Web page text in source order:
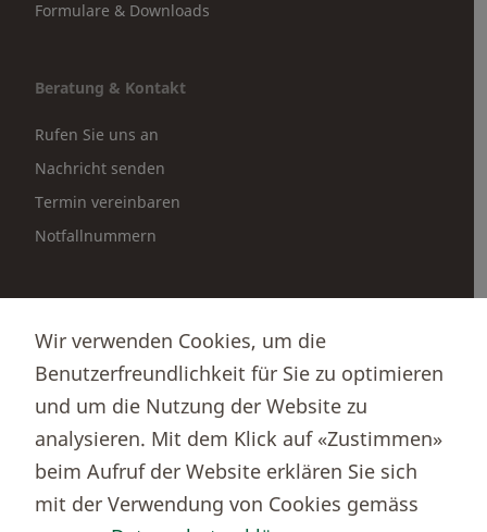
Formulare & Downloads
Beratung & Kontakt
Rufen Sie uns an
Nachricht senden
Termin vereinbaren
Notfallnummern
Börsenportal Yourmoney
Thurgauer Kantonalbank
Bankenclearingnr.
784
Wir verwenden Cookies, um die
Benutzerfreundlichkeit für Sie zu optimieren
und um die Nutzung der Website zu
analysieren. Mit dem Klick auf «Zustimmen»
beim Aufruf der Website erklären Sie sich
mit der Verwendung von Cookies gemäss